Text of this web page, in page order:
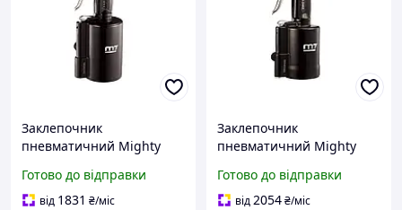
Заклепочник
пневматичний Mighty
Готово до відправки
від 1831 ₴/міс
Заклепочник
пневматичний Mighty
Готово до відправки
від2054₴/міс